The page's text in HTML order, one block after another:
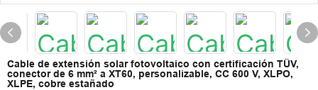
Cable de extensión solar fotovoltaico con certificación TÜV,
conector de 6 mm² a XT60, personalizable, CC 600 V, XLPO,
XLPE, cobre estañado